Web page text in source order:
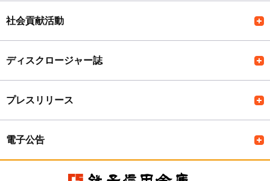
社会貢献活動
ディスクロージャー誌
プレスリリース
電子公告